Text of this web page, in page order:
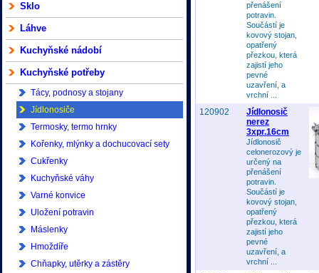
Sklo
Láhve
Kuchyňské nádobí
Kuchyňské potřeby
Tácy, podnosy a stojany
Jídlonosiče
Termosky, termo hrnky
Kořenky, mlýnky a dochucovací sety
Cukřenky
Kuchyňské váhy
Varné konvice
Uložení potravin
Máslenky
Hmoždíře
Chňapky, utěrky a zástěry
přenášení
potravin.
Součástí je
kovový stojan,
opatřený
přezkou, která
zajistí jeho
pevné
uzavření, a
vrchní ...
120902
Jídlonosič
nerez
3xpr.16cm
Jídlonosič
celonerozový je
určený na
přenášení
potravin.
Součástí je
kovový stojan,
opatřený
přezkou, která
zajistí jeho
pevné
uzavření, a
vrchní ...